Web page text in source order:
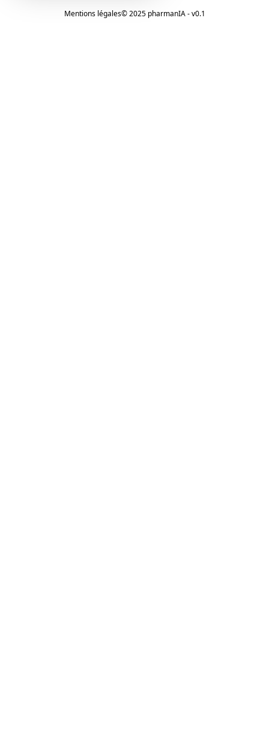
Mentions légales© 2025 pharmanIA - v0.1